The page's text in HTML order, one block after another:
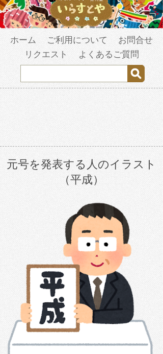
ホーム ご利用について
お問合せ
リクエスト
よくあるご質問
元号を発表する人のイラスト
（平成）